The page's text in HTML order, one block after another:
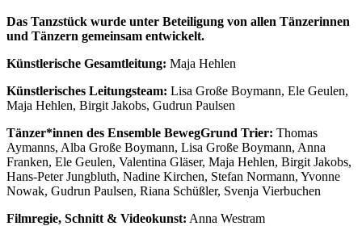
Das Tanzstück wurde unter Beteiligung von allen Tänzerinnen
und Tänzern gemeinsam entwickelt.
Künstlerische Gesamtleitung: Maja Hehlen
Künstlerisches Leitungsteam: Lisa Große Boymann, Ele Geulen,
Maja Hehlen, Birgit Jakobs, Gudrun Paulsen
Tänzer*innen des Ensemble BewegGrund Trier: Thomas
Aymanns, Alba Große Boymann, Lisa Große Boymann, Anna
Franken, Ele Geulen, Valentina Gläser, Maja Hehlen, Birgit Jakobs,
Hans-Peter Jungbluth, Nadine Kirchen, Stefan Normann, Yvonne
Nowak, Gudrun Paulsen, Riana Schüßler, Svenja Vierbuchen
Filmregie, Schnitt & Videokunst: Anna Westram